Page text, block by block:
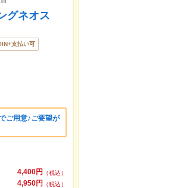
グネオス
支払い可
ご用意♪ご要望が
4,400円
（税込）
4,950円
（税込）